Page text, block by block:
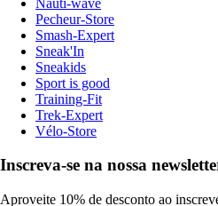
Pecheur-Store
Smash-Expert
Sneak'In
Sneakids
Sport is good
Training-Fit
Trek-Expert
Vélo-Store
Inscreva-se na nossa
Aproveite 10% de desconto ao